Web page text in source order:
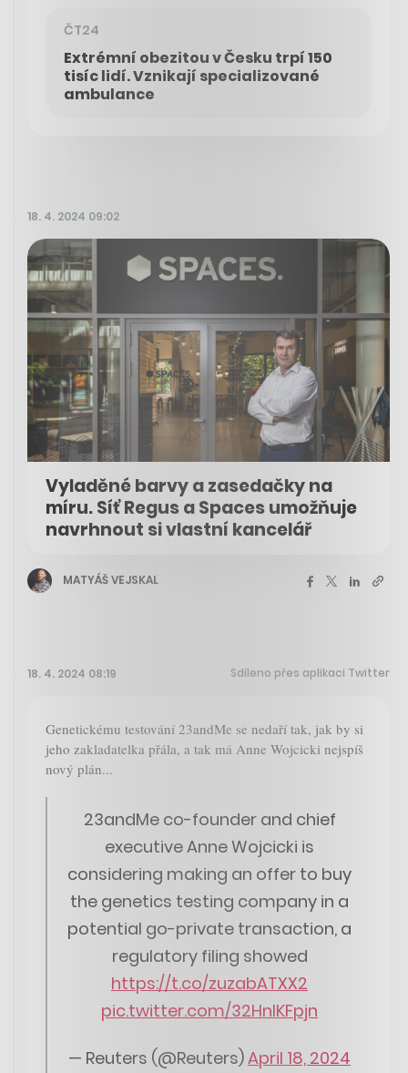
ČT24
Extrémní obezitou v Česku trpí 150
tisíc lidí. Vznikají specializované
ambulance
18. 4. 2024 09:02
Vyladěné barvy a zasedačky na
míru. Síť Regus a Spaces umožňuje
navrhnout si vlastní kancelář
MATYÁŠ VEJSKAL
18. 4. 2024 08:19 Sdíleno přes aplikaci Twitter
Genetickému testování 23andMe se nedaří tak, jak by si
jeho zakladatelka přála, a tak má Anne Wojcicki nejspíš
nový plán...
23andMe co-founder and chief
executive Anne Wojcicki is
considering making an offer to buy
the genetics testing company in a
potential go-private transaction, a
regulatory filing showed
https://t.co/zuzabATXX2
pic.twitter.com/32HnlKFpjn
— Reuters (@Reuters)April 18, 2024